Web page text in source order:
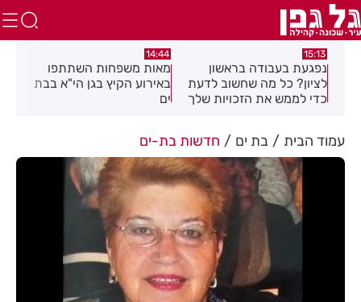
15:13
נפגעת בעבודה בראשון
לציון? כל מה שחשוב לדעת
כדי לממש את הזכויות שלך
14:44
מאות משפחות השתתפו
באירוע הקיץ בגן הי"א בבת
ים
עמוד הבית בת ים חדשות בת-ים